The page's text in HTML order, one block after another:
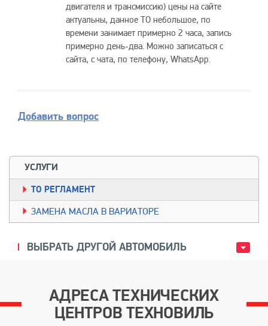
двигателя и трансмиссию) цены на сайте
актуальны, данное ТО небольшое, по
времени занимает примерно 2 часа, запись
примерно день-два. Можно записаться с
сайта, с чата, по телефону, WhatsApp.
Добавить вопрос
УСЛУГИ
TО РЕГЛАМЕНТ
ЗАМЕНА МАСЛА В ВАРИАТОРЕ
ВЫБРАТЬ ДРУГОЙ АВТОМОБИЛЬ
АДРЕСА ТЕХНИЧЕСКИХ
ЦЕНТРОВ ТЕХНОВИЛЬ